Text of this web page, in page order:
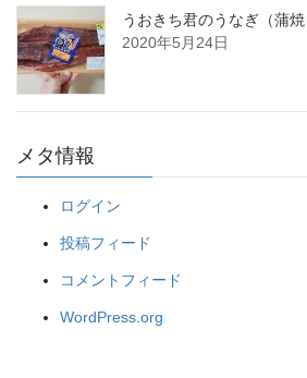
うおきち君のうなぎ（蒲
2020年5月24日
メタ情報
ログイン
投稿フィード
コメントフィード
WordPress.org